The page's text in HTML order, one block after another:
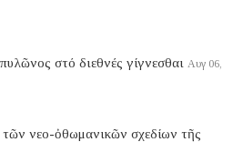
στό διεθνές γίγνεσθαι Αυγ 06,
τῶν νεο-ὀθωμανικῶν σχεδίων τῆς